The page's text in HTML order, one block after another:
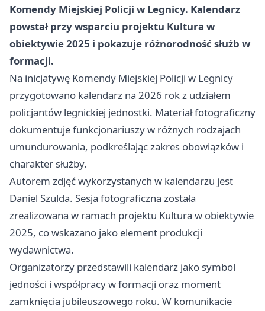
Komendy Miejskiej Policji w Legnicy. Kalendarz
powstał przy wsparciu projektu Kultura w
obiektywie 2025 i pokazuje różnorodność służb w
formacji.
Na inicjatywę Komendy Miejskiej Policji w Legnicy
przygotowano kalendarz na 2026 rok z udziałem
policjantów legnickiej jednostki. Materiał fotograficzny
dokumentuje funkcjonariuszy w różnych rodzajach
umundurowania, podkreślając zakres obowiązków i
charakter służby.
Autorem zdjęć wykorzystanych w kalendarzu jest
Daniel Szulda. Sesja fotograficzna została
zrealizowana w ramach projektu Kultura w obiektywie
2025, co wskazano jako element produkcji
wydawnictwa.
Organizatorzy przedstawili kalendarz jako symbol
jedności i współpracy w formacji oraz moment
zamknięcia jubileuszowego roku. W komunikacie